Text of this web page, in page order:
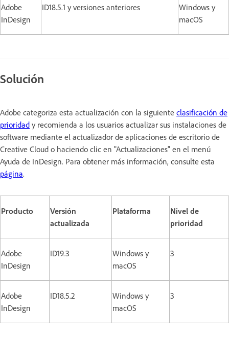
Adobe
InDesign
ID18.5.1 y versiones anteriores
Windows y
macOS
Solución
Adobe categoriza esta actualización con la siguiente clasificación de
prioridad y recomienda a los usuarios actualizar sus instalaciones de
software mediante el actualizador de aplicaciones de escritorio de
Creative Cloud o haciendo clic en "Actualizaciones" en el menú
Ayuda de InDesign. Para obtener más información, consulte esta
página.
Producto
Versión
actualizada
Plataforma
Nivel de
prioridad
Adobe
InDesign
ID19.3
Windows y
macOS
3
Adobe
InDesign
ID18.5.2
Windows y
macOS
3